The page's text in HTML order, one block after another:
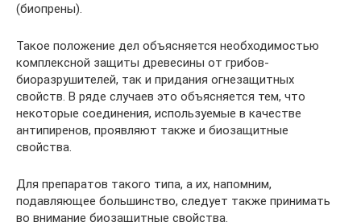
(биопрены).
Такое положение дел объясняется необходимостью
комплексной защиты древесины от грибов-
биоразрушителей, так и придания огнезащитных
свойств. В ряде случаев это объясняется тем, что
некоторые соединения, используемые в качестве
антипиренов, проявляют также и биозащитные
свойства.
Для препаратов такого типа, а их, напомним,
подавляющее большинство, следует также принимать
во внимание биозащитные свойства.